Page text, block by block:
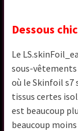
Dessous chic
Le
sous-vêtements
où le Skinfoil s7
tissus certes
est beaucoup
beaucoup